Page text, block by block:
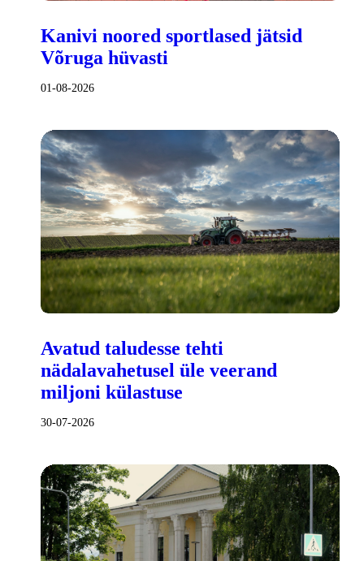
Kanivi noored sportlased jätsid
Võruga hüvasti
01-08-2026
Avatud taludesse tehti
nädalavahetusel üle veerand
miljoni külastuse
30-07-2026